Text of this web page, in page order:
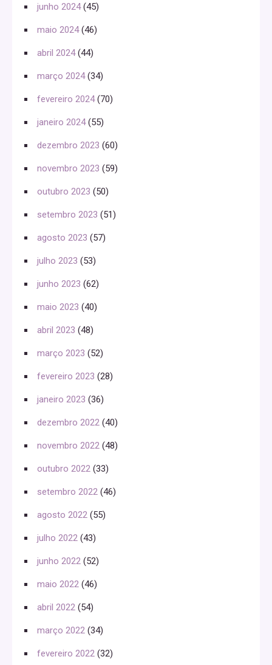
junho 2024(45)
maio 2024(46)
abril 2024(44)
março 2024(34)
fevereiro 2024(70)
janeiro 2024(55)
dezembro 2023 (60)
novembro 2023 (59)
outubro 2023 (50)
setembro 2023 (51)
agosto 2023 (57)
julho 2023 (53)
junho 2023 (62)
maio 2023 (40)
abril 2023 (48)
março 2023 (52)
fevereiro 2023 (28)
janeiro 2023 (36)
dezembro 2022 (40)
novembro 2022 (48)
outubro 2022 (33)
setembro 2022 (46)
agosto 2022 (55)
julho 2022 (43)
junho 2022 (52)
maio 2022 (46)
abril 2022 (54)
março 2022 (34)
fevereiro 2022 (32)